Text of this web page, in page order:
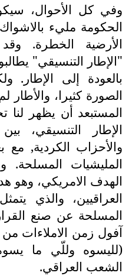
وفي كل الأحوال،
الحكومة مليء
الأرضية الخطرة.
"الإطار التنسيقي"
بالعودة إلى الإطار.
الصورة كثيرا، والأطار
المستبعد أن يظهر لنا
الإطار التنسيقي،
والأحزاب الكردية,
المليشيات المسلحة.
الهدف الامريكي،
العراقيين، والذي
المسلحة عن صنع
آفول زمن الاملاءات من
(لليسوه وللّي ما
الشعب العراقي.